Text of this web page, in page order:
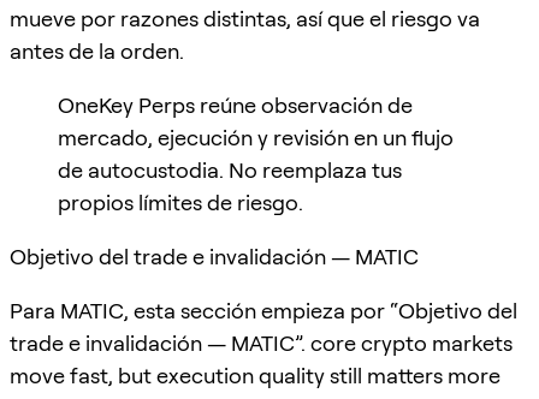
mueve por razones distintas, así que el riesgo va
antes de la orden.
OneKey Perps reúne observación de
mercado, ejecución y revisión en un flujo
de autocustodia. No reemplaza tus
propios límites de riesgo.
Objetivo del trade e invalidación — MATIC
Para MATIC, esta sección empieza por “Objetivo del
trade e invalidación — MATIC”. core crypto markets
move fast, but execution quality still matters more